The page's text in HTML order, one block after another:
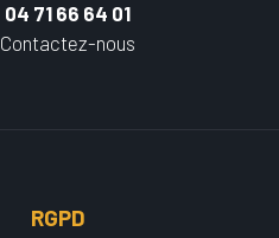
04 71 66 64 01
Contactez-nous
RGPD